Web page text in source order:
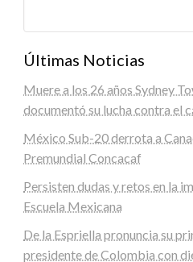
Últimas Noticias
Muere a los 26 años Sydney
documentó su lucha contra el
México Sub-20 derrota a
Premundial Concacaf
Persisten dudas y retos en la
Escuela Mexicana
De la Espriella pronuncia su
presidente de Colombia con